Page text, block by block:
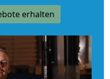
erhalten